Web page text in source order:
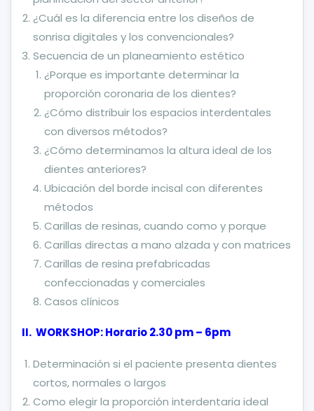
¿Cuál es la diferencia entre los diseños de
sonrisa digitales y los convencionales?
Secuencia de un planeamiento estético
¿Porque es importante determinar la
proporción coronaria de los dientes?
¿Cómo distribuir los espacios interdentales
con diversos métodos?
¿Cómo determinamos la altura ideal de los
dientes anteriores?
Ubicación del borde incisal con diferentes
métodos
Carillas de resinas, cuando como y porque
Carillas directas a mano alzada y con matrices
Carillas de resina prefabricadas
confeccionadas y comerciales
Casos clínicos
II. WORKSHOP: Horario 2.30 pm – 6pm
Determinación si el paciente presenta dientes
cortos, normales o largos
Como elegir la proporción interdentaria ideal